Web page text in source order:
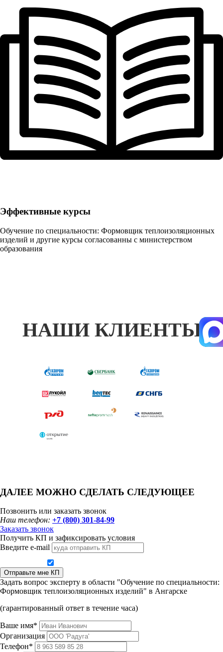
Эффективные курсы
Обучение по специальности: Формовщик теплоизоляционных
изделий и другие курсы согласованны с министерством
образования
НАШИ КЛИЕНТЫ
ДАЛЕЕ МОЖНО СДЕЛАТЬ СЛЕДУЮЩЕЕ
Позвонить или заказать звонок
Наш телефон: +7 (800) 301-84-99
Заказать звонок
Получить КП и зафиксировать условия
Введите e-mail
Отправьте мне КП
Задать вопрос эксперту в области "Обучение по специальности:
Формовщик теплоизоляционных изделий" в Ангарске
(гарантированный ответ в течение часа)
Ваше имя*
Организация
Телефон*